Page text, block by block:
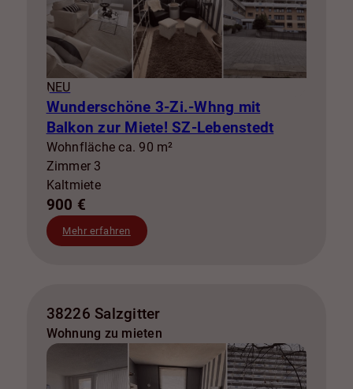
NEU
Wunderschöne 3-Zi.-Whng mit
Balkon zur Miete! SZ-Lebenstedt
Wohnfläche ca. 90 m²
Zimmer 3
Kaltmiete
900 €
Mehr erfahren
38226 Salzgitter
Wohnung zu mieten